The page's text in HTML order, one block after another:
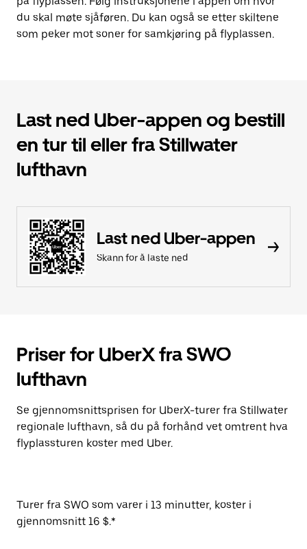
du skal møte sjåføren. Du kan også se etter skiltene
som peker mot soner for samkjøring på flyplassen.
Last ned Uber-appen og bestill
en tur til eller fra Stillwater
lufthavn
Last ned Uber-appen
Skann for å laste ned
Priser for UberX fra SWO
lufthavn
Se gjennomsnittsprisen for UberX-turer fra Stillwater
regionale lufthavn, så du på forhånd vet omtrent hva
flyplassturen koster med Uber.
Turer fra SWO som varer i 13 minutter, koster i
gjennomsnitt 16 $.*